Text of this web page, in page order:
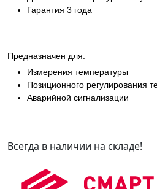
Гарантия 3 года
Предназначен для:
Измерения температуры
Позиционного регулирования
Аварийной сигнализации
Всегда в наличии на складе!